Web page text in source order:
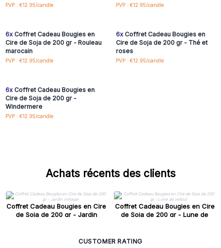
PVP : €12.95/candle PVP : €12.95/candle
Connectez-vous ou
6xCoffret Cadeau Bougies en
Cire de Soja de 200 gr - Rouleau
marocain
PVP : €12.95/candle
Connectez-vous ou
6xCoffret Cadeau Bougies en
Cire de Soja de 200 gr - Thé et
roses
PVP : €12.95/candle
Connectez-vous ou
6xCoffret Cadeau Bougies en
Cire de Soja de 200 gr -
Windermere
PVP : €12.95/candle
Achats récents des clients
Coffret Cadeau Bougies en Cire
de Soja de 200 gr - Jardin
Coffret Cadeau Bougies en Cire
de Soja de 200 gr - Lune de
CUSTOMER RATING